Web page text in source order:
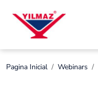
Pagina Inicial Webinars